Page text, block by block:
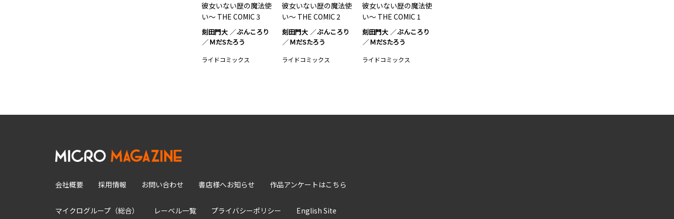
彼女いない歴の魔法使
い～ THE COMIC 3
刻田門大
ぶんころり
ＭだSたろう
ライドコミックス
彼女いない歴の魔法使
い～ THE COMIC 2
刻田門大
ぶんころり
ＭだSたろう
ライドコミックス
彼女いない歴の魔法使
い～ THE COMIC 1
刻田門大
ぶんころり
ＭだSたろう
ライドコミックス
会社概要 採用情報 お問い合わせ 書店様へお知らせ 作品アンケートはこちら
マイクログループ（総合） レーベル一覧 プライバシーポリシー English Site